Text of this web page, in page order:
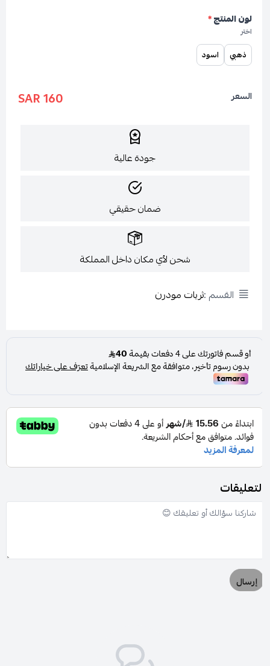
لون المنتج*
اختر
ذهبي اسود
السعر 160 SAR
جودة عالية
ضمان حقيقي
شحن لأي مكان داخل المملكة
القسم :ثريات مودرن
إرسال